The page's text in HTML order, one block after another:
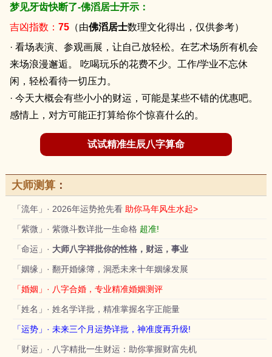
梦见牙齿快断了-佛滔居士开示：
吉凶指数： 75 （由佛滔居士数理文化得出，仅供参考）
· 看场表演、参观画展，让自己放轻松。在艺术场所有机会
来场浪漫邂逅。 吃喝玩乐的花费不少。工作/学业不忘休
闲，轻松看待一切压力。
· 今天大概会有些小小的财运，可能是某些不错的优惠吧。
感情上，对方可能正打算给你个惊喜什么的。
试试精准生辰八字算命
大师测算：
「流年」· 2026年运势抢先看 助你马年风生水起>
「紫微」· 紫微斗数详批一生命格 超准!
「命运」· 大师八字祥批你的性格，财运，事业
「姻缘」· 翻开婚缘簿，洞悉未来十年姻缘发展
「婚姻」· 八字合婚，专业精准婚姻测评
「姓名」· 姓名学详批，精准掌握名字正能量
「运势」· 未来三个月运势详批，神准度再升级!
「财运」· 八字精批一生财运：助你掌握财富先机